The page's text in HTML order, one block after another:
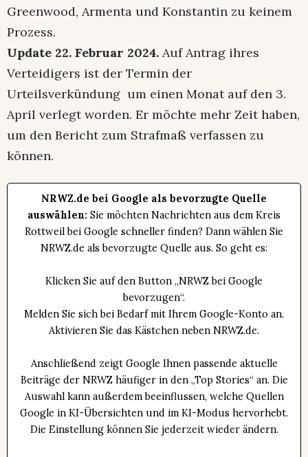
Greenwood, Armenta und Konstantin zu keinem
Prozess.
Update 22. Februar 2024. Auf Antrag ihres
Verteidigers ist der Termin der
Urteilsverkündung um einen Monat auf den 3.
April verlegt worden. Er möchte mehr Zeit haben,
um den Bericht zum Strafmaß verfassen zu
können.
NRWZ.de bei Google als bevorzugte Quelle
auswählen: Sie möchten Nachrichten aus dem Kreis
Rottweil bei Google schneller finden? Dann wählen Sie
NRWZ.de als bevorzugte Quelle aus. So geht es:
Klicken Sie auf den Button „NRWZ bei Google
bevorzugen“.
Melden Sie sich bei Bedarf mit Ihrem Google-Konto an.
Aktivieren Sie das Kästchen neben NRWZ.de.
Anschließend zeigt Google Ihnen passende aktuelle
Beiträge der NRWZ häufiger in den „Top Stories“ an. Die
Auswahl kann außerdem beeinflussen, welche Quellen
Google in KI-Übersichten und im KI-Modus hervorhebt.
Die Einstellung können Sie jederzeit wieder ändern.